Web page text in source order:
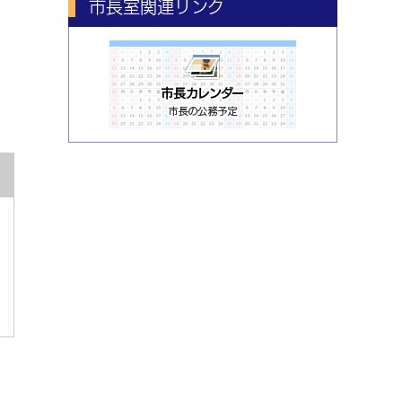
市長室関連リンク